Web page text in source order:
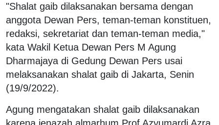
"Shalat gaib dilaksanakan bersama dengan
anggota Dewan Pers, teman-teman konstituen,
redaksi, sekretariat dan teman-teman media,"
kata Wakil Ketua Dewan Pers M Agung
Dharmajaya di Gedung Dewan Pers usai
melaksanakan shalat gaib di Jakarta, Senin
(19/9/2022).
Agung mengatakan shalat gaib dilaksanakan